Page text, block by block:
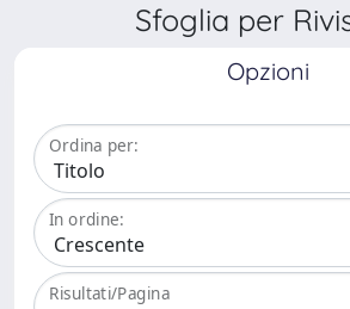
Sfoglia per
Opzioni
Ordina per:
In ordine:
Risultati/Pagina